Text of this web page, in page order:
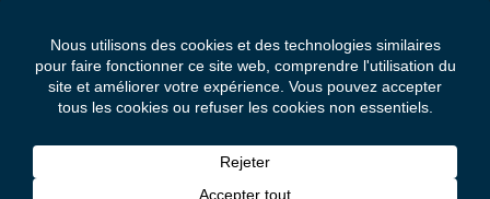
et de ceux qui ont vécu l'expérience.
Recevez chaque mois des conseils et
des idées dans votre boîte aux lettres
électronique gratuitement!
S'abonner à Le Vecteur
(Nécessaire)